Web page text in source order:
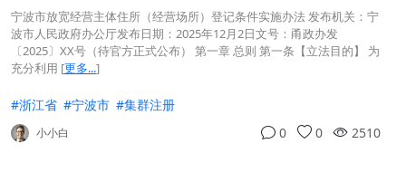
宁波市放宽经营主体住所（经营场所）登记条件实施办法 发布机关：宁
波市人民政府办公厅发布日期：2025年12月2日文号：甬政办发
〔2025〕XX号（待官方正式公布） 第一章 总则 第一条【立法目的】 为
充分利用 [更多...]
#浙江省 #宁波市 #集群注册
小小白 0 0 2510